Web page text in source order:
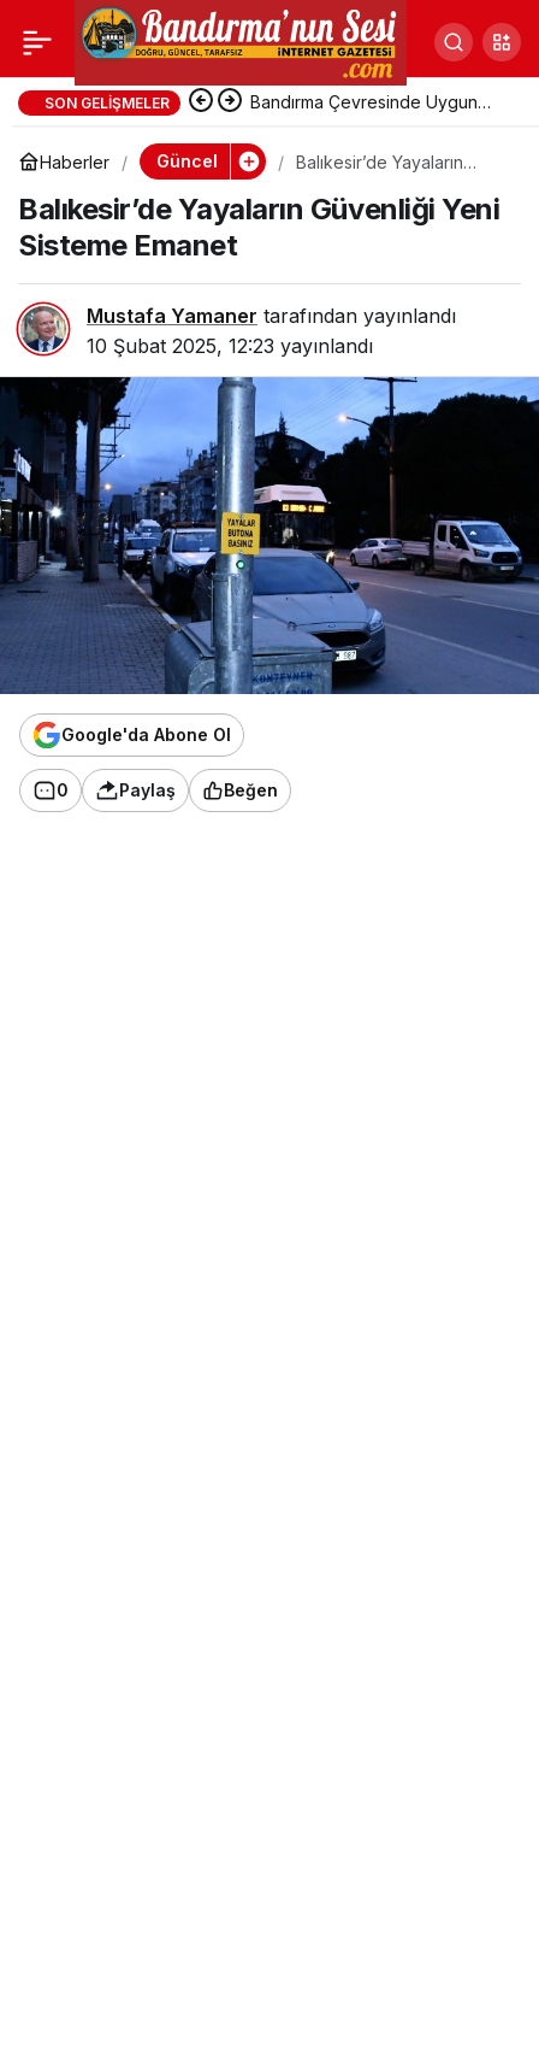
SON GELIŞMELER Bandırma Çevresinde Uygun
Fiyatlı Tatil Yerleri
Haberler Güncel
Balıkesir’de Yayaların
Emanet
Balıkesir’de Yayaların Güvenliği Yeni
Sisteme Emanet
Mustafa Yamaner tarafından yayınlandı
10 Şubat 2025, 12:23 yayınlandı
Google'da Abone Ol
0 Paylaş Beğen
Balıkesir’de Yayaların
Güvenliği Yeni
Sisteme Emanet
Paylaş